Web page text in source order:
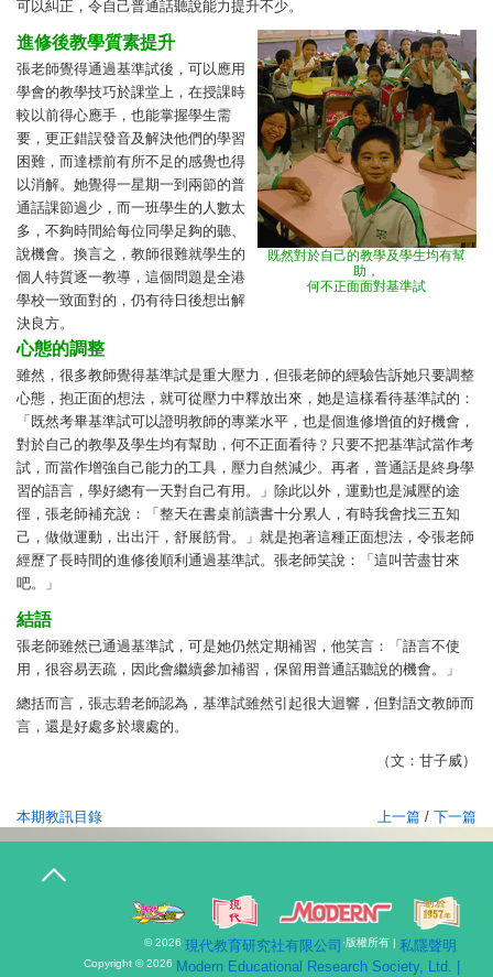
可以糾正，令自己普通話聽說能力提升不少。
進修後教學質素提升
張老師覺得通過基準試後，可以應用
學會的教學技巧於課堂上，在授課時
較以前得心應手，也能掌握學生需
要，更正錯誤發音及解決他們的學習
困難，而達標前有所不足的感覺也得
以消解。她覺得一星期一到兩節的普
通話課節過少，而一班學生的人數太
多，不夠時間給每位同學足夠的聽、
說機會。換言之，教師很難就學生的
個人特質逐一教導，這個問題是全港
學校一致面對的，仍有待日後想出解
決良方。
既然對於自己的教學及學生均有幫
助，
何不正面面對基準試
心態的調整
雖然，很多教師覺得基準試是重大壓力，但張老師的經驗告訴她只要調整
心態，抱正面的想法，就可從壓力中釋放出來，她是這樣看待基準試的：
「既然考畢基準試可以證明教師的專業水平，也是個進修增值的好機會，
對於自己的教學及學生均有幫助，何不正面看待﹖只要不把基準試當作考
試，而當作增強自己能力的工具，壓力自然減少。再者，普通話是終身學
習的語言，學好總有一天對自己有用。」除此以外，運動也是減壓的途
徑，張老師補充說：「整天在書桌前讀書十分累人，有時我會找三五知
己，做做運動，出出汗，舒展筋骨。」就是抱著這種正面想法，令張老師
經歷了長時間的進修後順利通過基準試。張老師笑說：「這叫苦盡甘來
吧。」
結語
張老師雖然已通過基準試，可是她仍然定期補習，他笑言：「語言不使
用，很容易丟疏，因此會繼續參加補習，保留用普通話聽說的機會。」
總括而言，張志碧老師認為，基準試雖然引起很大迴響，但對語文教師而
言，還是好處多於壞處的。
（文：甘子威）
本期教訊目錄 上一篇 / 下一篇
T
© 2026 現代教育研究社有限公司 ·版權所有 | 私隱聲明
Copyright © 2026 Modern Educational Research Society, Ltd. |